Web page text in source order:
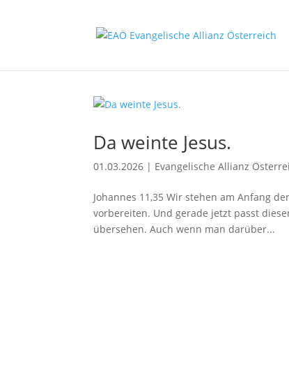
Da weinte Jesus.
01.03.2026 | Evangelische Allianz
Johannes 11,35 Wir stehen am Anfang
vorbereiten. Und gerade jetzt passt
übersehen. Auch wenn man darüber...